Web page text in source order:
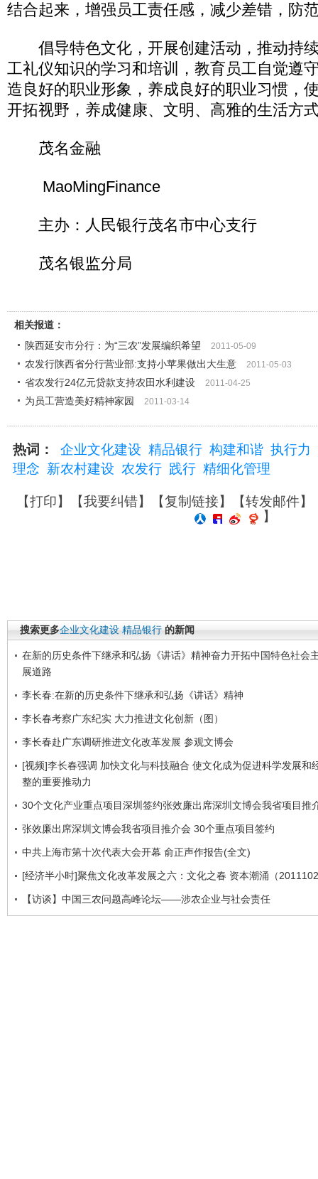
结合起来，增强员工责任感，减少差错，防
倡导特色文化，开展创建活动，推动持
工礼仪知识的学习和培训，教育员工自觉遵
造良好的职业形象，养成良好的职业习惯，
开拓视野，养成健康、文明、高雅的生活方
茂名金融
MaoMingFinance
主办：人民银行茂名市中心支行
茂名银监分局
相关报道：
陕西延安市分行：为“三农”发展编织希望
2011-05-09
农发行陕西省分行营业部:支持小苹果做出大生意 2011-05-03
省农发行24亿元贷款支持农田水利建设 2011-04-25
为员工营造美好精神家园 2011-03-14
热词： 企业文化建设 精品银行 构建和谐 执行力
理念 新农村建设 农发行 践行 精细化管理
【打印】【我要纠错】【复制链接】【转发邮件】
】
搜索更多企业文化建设 精品银行 的新闻
在新的历史条件下继承和弘扬《讲话》精神奋力开拓中国特色社会
展道路
李长春:在新的历史条件下继承和弘扬《讲话》精神
李长春考察广东纪实 大力推进文化创新（图）
李长春赴广东调研推进文化改革发展 参观文博会
[视频]李长春强调 加快文化与科技融合 使文化成为促进科学发展和
整的重要推动力
30个文化产业重点项目深圳签约张效廉出席深圳文博会我省项目推
张效廉出席深圳文博会我省项目推介会 30个重点项目签约
中共上海市第十次代表大会开幕 俞正声作报告(全文)
[经济半小时]聚焦文化改革发展之六：文化之春 资本潮涌（
【访谈】中国三农问题高峰论坛——涉农企业与社会责任